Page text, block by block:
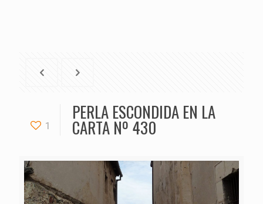
1
PERLA ESCONDIDA EN LA
CARTA Nº 430